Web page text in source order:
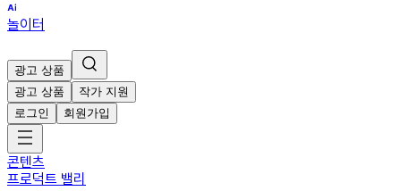
놀이터
광고 상품
광고 상품
작가 지원
로그인
회원가입
콘텐츠
프로덕트 밸리